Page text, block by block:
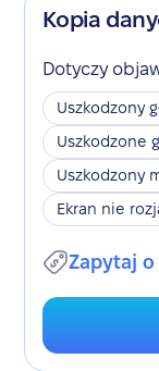
Kopia
Dotyczy
Uszkodzony
Uszkodzone
Uszkodzony
Ekran nie
Zapytaj